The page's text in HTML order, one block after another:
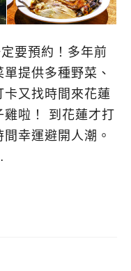
要預約！多年前
提供多種野菜、
又找時間來花蓮
雞啦！ 到花蓮才打
幸運避開人潮。